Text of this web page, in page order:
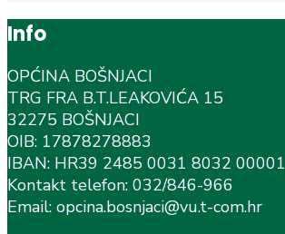
Info
OPĆINA BOŠNJACI
TRG FRA B.T.LEAKOVIĆA 15
32275 BOŠNJACI
OIB: 17878278883
IBAN: HR39 2485 0031 8032 00001
Kontakt telefon: 032/846-966
Email: opcina.bosnjaci@vu.t-com.hr